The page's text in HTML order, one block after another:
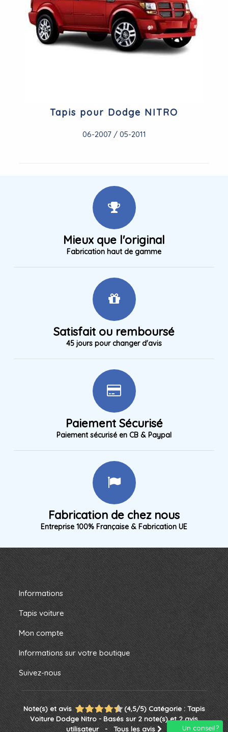
Tapis pour Dodge NITRO
06-2007 / 05-2011
Mieux que l'original
Fabrication haut de gamme
Satisfait ou remboursé
45 jours pour changer d'avis
Paiement Sécurisé
Paiement sécurisé en CB & Paypal
Fabrication de chez nous
Entreprise 100% Française & Fabrication UE
Informations
Tapis voiture
Mon compte
Informations sur votre boutique
Suivez-nous
Note(s) et avis (4,5/5) Catégorie : Tapis
Voiture Dodge Nitro - Basés sur 2note(s) et2avis
utilisateur- Tous les avis Un conseil?